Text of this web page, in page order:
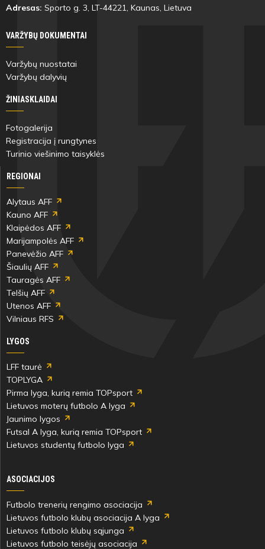
Adresas: Sporto g. 3, LT-44221, Kaunas, Lietuva
VARŽYBŲ DOKUMENTAI
Varžybų nuostatai
Varžybų dalyvių
ŽINIASKLAIDAI
Fotogalerija
Registracija į rungtynes
Turinio viešinimo taisyklės
REGIONAI
Alytaus AFF
Kauno AFF
Klaipėdos AFF
Marijampolės AFF
Panevėžio AFF
Šiaulių AFF
Tauragės AFF
Telšių AFF
Utenos AFF
Vilniaus RFS
LYGOS
LFF taurė
TOPLYGA
Pirma lyga, kurią remia TOPsport
Lietuvos moterų futbolo A lyga
Jaunimo lygos
Futsal A lyga, kurią remia TOPsport
Lietuvos studentų futbolo lyga
ASOCIACIJOS
Futbolo trenerių rengimo asociacija
Lietuvos futbolo klubų asociacija A lyga
Lietuvos futbolo klubų sąjunga
Lietuvos futbolo teisėjų asociacija